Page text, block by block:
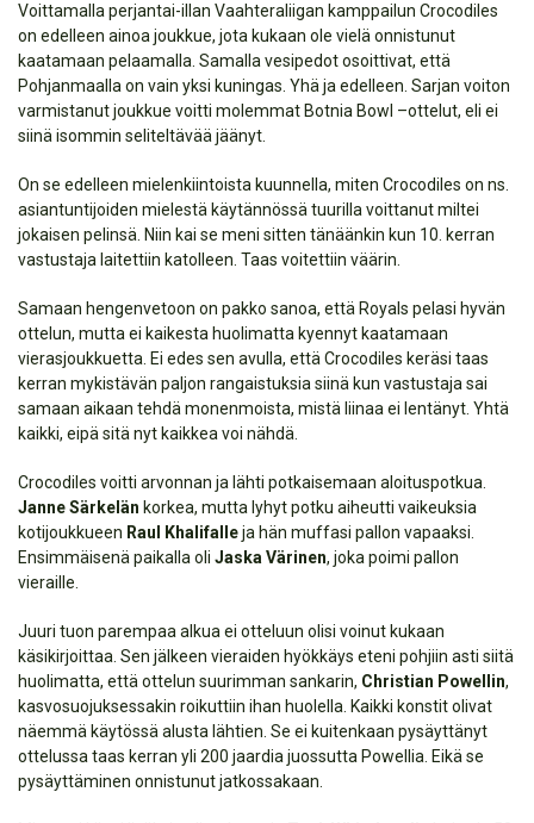
Voittamalla perjantai-illan Vaahteraliigan kamppailun Crocodiles
on edelleen ainoa joukkue, jota kukaan ole vielä onnistunut
kaatamaan pelaamalla. Samalla vesipedot osoittivat, että
Pohjanmaalla on vain yksi kuningas. Yhä ja edelleen. Sarjan voiton
varmistanut joukkue voitti molemmat Botnia Bowl –ottelut, eli ei
siinä isommin seliteltävää jäänyt.
On se edelleen mielenkiintoista kuunnella, miten Crocodiles on ns.
asiantuntijoiden mielestä käytännössä tuurilla voittanut miltei
jokaisen pelinsä. Niin kai se meni sitten tänäänkin kun 10. kerran
vastustaja laitettiin katolleen. Taas voitettiin väärin.
Samaan hengenvetoon on pakko sanoa, että Royals pelasi hyvän
ottelun, mutta ei kaikesta huolimatta kyennyt kaatamaan
vierasjoukkuetta. Ei edes sen avulla, että Crocodiles keräsi taas
kerran mykistävän paljon rangaistuksia siinä kun vastustaja sai
samaan aikaan tehdä monenmoista, mistä liinaa ei lentänyt. Yhtä
kaikki, eipä sitä nyt kaikkea voi nähdä.
Crocodiles voitti arvonnan ja lähti potkaisemaan aloituspotkua.
Janne Särkelän korkea, mutta lyhyt potku aiheutti vaikeuksia
kotijoukkueen Raul Khalifalleja hän muffasi pallon vapaaksi.
Ensimmäisenä paikalla oli Jaska Värinen, joka poimi pallon
vieraille.
Juuri tuon parempaa alkua ei otteluun olisi voinut kukaan
käsikirjoittaa. Sen jälkeen vieraiden hyökkäys eteni pohjiin asti siitä
huolimatta, että ottelun suurimman sankarin, Christian Powellin,
kasvosuojuksessakin roikuttiin ihan huolella. Kaikki konstit olivat
näemmä käytössä alusta lähtien. Se ei kuitenkaan pysäyttänyt
ottelussa taas kerran yli 200 jaardia juossutta Powellia. Eikä se
pysäyttäminen onnistunut jatkossakaan.